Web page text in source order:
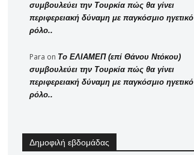
συμβουλεύει την Τουρκία πώς θα γίνει
περιφερειακή δύναμη με παγκόσμιο ηγετικό
ρόλο..
Para on Το ΕΛΙΑΜΕΠ (επί Θάνου Ντόκου)
συμβουλεύει την Τουρκία πώς θα γίνει
περιφερειακή δύναμη με παγκόσμιο ηγετικό
ρόλο..
Δημοφιλή εβδομάδας